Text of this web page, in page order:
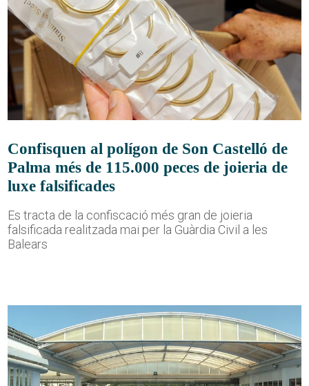
Confisquen al polígon de Son Castelló de
Palma més de 115.000 peces de joieria de
luxe falsificades
Es tracta de la confiscació més gran de joieria
falsificada realitzada mai per la Guàrdia Civil a les
Balears